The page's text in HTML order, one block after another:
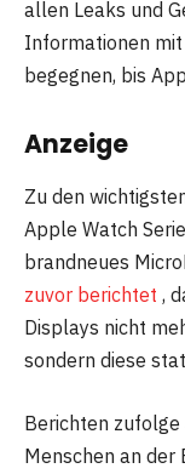
allen Leaks und
Informationen mit
begegnen, bis
Anzeige
Zu den
Apple Watch
brandneues
zuvor berichtet ,
Displays nicht
sondern diese
Berichten
Menschen an der